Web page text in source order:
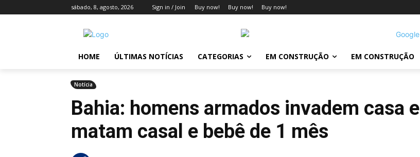
sábado, 8, agosto, 2026 Sign in / Join Buy now! Buy now! Buy now!
HOME ÚLTIMAS NOTÍCIAS CATEGORIAS EM CONSTRUÇÃO EM CONSTRUÇÃO
Notícia
Bahia: homens armados invadem casa e
matam casal e bebê de 1 mês